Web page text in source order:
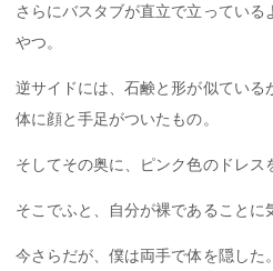
さらにバスタブが直立で立っている
やつ。
逆サイドには、石鹸と形が似ている
体に顔と手足がついたもの。
そしてその奥に、ピンク色のドレ
そこでふと、自分が裸であることに
今さらだが、僕は両手で体を隠した。